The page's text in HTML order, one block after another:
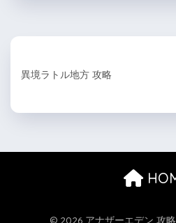
異境ラトル地方 攻略
© 2026 アナザーエデン 攻